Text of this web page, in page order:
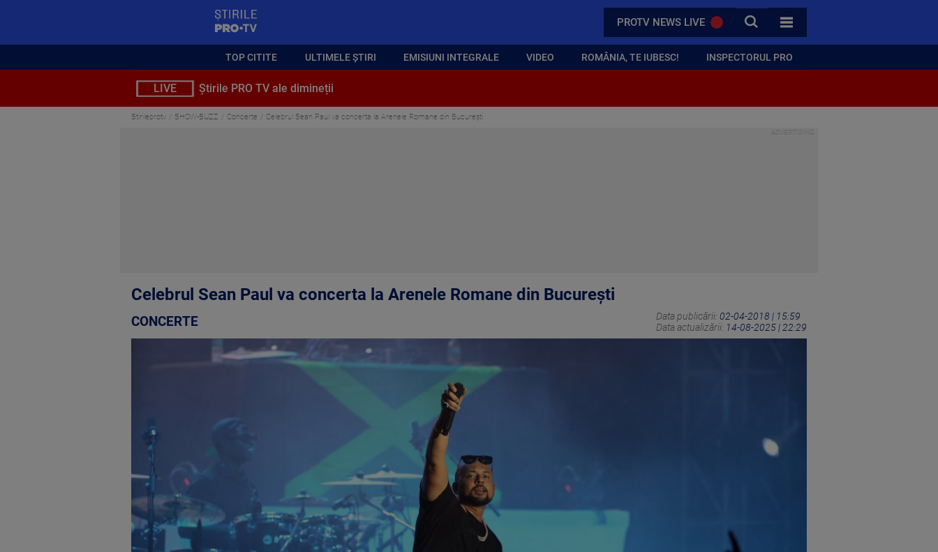
PROTV NEWS LIVE CAUTA
TOATE CATEGORIILE
TOP CITITE ULTIMELE ȘTIRI EMISIUNI INTEGRALE VIDEO ROMÂNIA, TE IUBESC! INSPECTORUL PRO
LIVE Știrile PRO TV ale dimineții
Stirileprotv SHOW-BUZZ Concerte Celebrul Sean Paul va concerta la Arenele Romane din București
Celebrul Sean Paul va concerta la Arenele Romane din București
CONCERTE Data publicării: 02-04-2018 | 15:59
Data actualizării: 14-08-2025 | 22:29